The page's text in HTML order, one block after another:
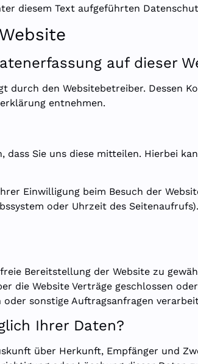
diesem Text aufgeführten
auf dieser
durch den Websitebetreiber. Dessen
entnehmen.
Sie uns diese mitteilen. Hierbei
Einwilligung beim Besuch der
oder Uhrzeit des
Bereitstellung der Website zu
die Website Verträge geschlossen
sonstige Auftragsanfragen
Ihrer Daten?
über Herkunft, Empfänger und